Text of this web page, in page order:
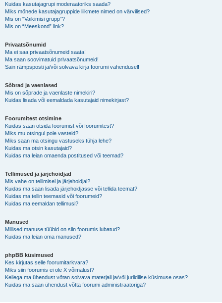
Kuidas kasutajagrupi moderaatoriks saada?
Miks mõnede kasutajagruppide liikmete nimed on värvilised?
Mis on “Vaikimisi grupp”?
Mis on “Meeskond” link?
Privaatsõnumid
Ma ei saa privaatsõnumeid saata!
Ma saan soovimatuid privaatsõnumeid!
Sain rämpsposti ja/või solvava kirja foorumi vahendusel!
Sõbrad ja vaenlased
Mis on sõprade ja vaenlaste nimekiri?
Kuidas lisada või eemaldada kasutajaid nimekirjast?
Foorumitest otsimine
Kuidas saan otsida foorumist või foorumitest?
Miks mu otsingul pole vasteid?
Miks saan ma otsingu vastuseks tühja lehe?
Kuidas ma otsin kasutajaid?
Kuidas ma leian omaenda postitused või teemad?
Tellimused ja järjehoidjad
Mis vahe on tellimisel ja järjehoidjal?
Kuidas ma saan lisada järjehoidjasse või tellida teemat?
Kuidas ma tellin teemasid või foorumeid?
Kuidas ma eemaldan tellimusi?
Manused
Millised manuse tüübid on siin foorumis lubatud?
Kuidas ma leian oma manused?
phpBB küsimused
Kes kirjutas selle foorumitarkvara?
Miks siin foorumis ei ole X võimalust?
Kellega ma ühendust võtan solvava materjali ja/või juriidilise küsimuse osas?
Kuidas ma saan ühendust võtta foorumi administraatoriga?